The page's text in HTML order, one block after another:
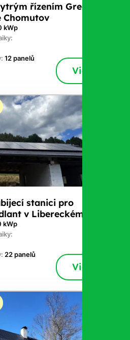
řízením GreenBox
Chomutov
kWp
12 panelů
Viac
stanici pro
v Libereckém kraji
kWp
22 panelů
Viac